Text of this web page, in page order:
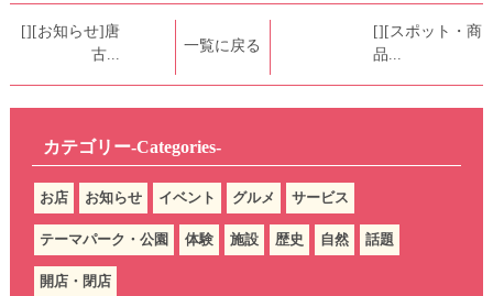
[][お知らせ]唐
古...
一覧に戻る
[][スポット・商
品...
カテゴリー-Categories-
お店 お知らせ イベント グルメ サービス
テーマパーク・公園 体験 施設 歴史 自然 話題
開店・閉店